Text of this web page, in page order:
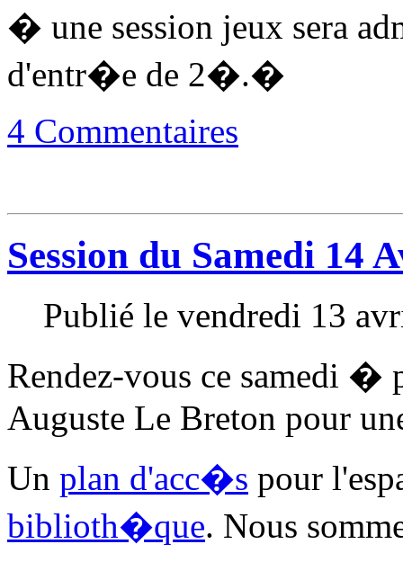
� une session jeux sera
d'entr�e de 2�.�
4 Commentaires
Session du Samedi 14
Publié le vendredi 13
Rendez-vous ce samedi
Auguste Le Breton pour
Un plan d'acc�s pour
biblioth�que. Nous